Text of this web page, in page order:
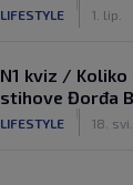
LIFESTYLE 1. lip.
N1 kviz /
stihove Đorđa
LIFESTYLE 18. svi.